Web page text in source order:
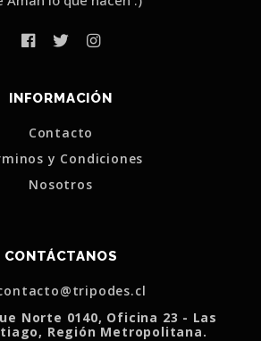
INFORMACIÓN
Contacto
y Condiciones
Nosotros
CONTÁCTANOS
Norte 0140, Oficina 23 - Las
Región Metropolitana.